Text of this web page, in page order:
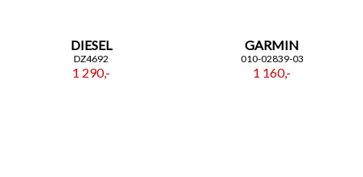
DIESEL
DZ4692
1 290,-
GARMIN
010-02839-03
1 160,-